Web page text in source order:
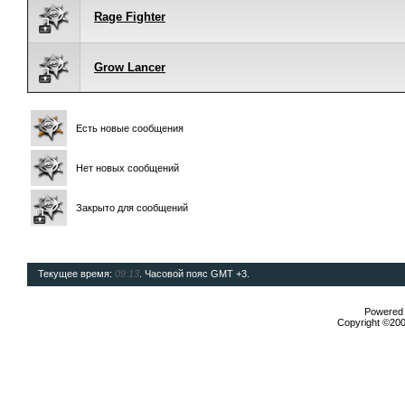
Rage Fighter
Grow Lancer
Есть новые сообщения
Нет новых сообщений
Закрыто для сообщений
Текущее время: 09:13 . Часовой пояс GMT +3.
Copyright